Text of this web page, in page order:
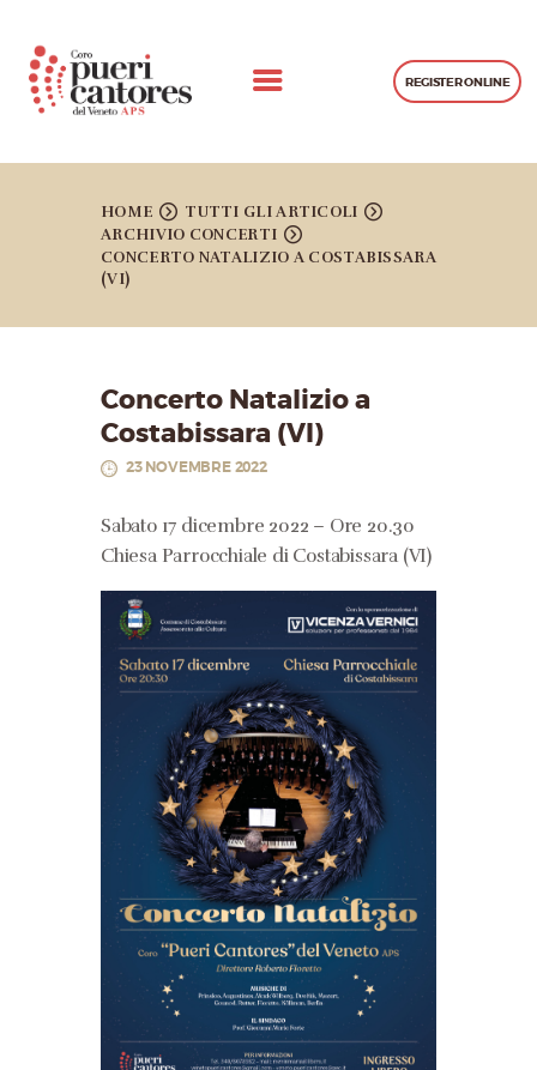
REGISTER ONLINE
HOME
TUTTI GLI ARTICOLI
ARCHIVIO CONCERTI
CONCERTO NATALIZIO A COSTABISSARA
(VI)
CHI SIAMO
CONCERTI
PROGETTI REALIZZATI
GALLERIA
LEZIONI
Concerto Natalizio a
Costabissara (VI)
23 NOVEMBRE 2022
Sabato 17 dicembre 2022 – Ore 20.30
Chiesa Parrocchiale di Costabissara (VI)